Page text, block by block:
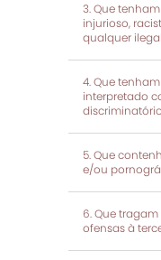
Que
injurioso,
qualquer
Que
interpretado
Que
e/ou
Que
ofensas à